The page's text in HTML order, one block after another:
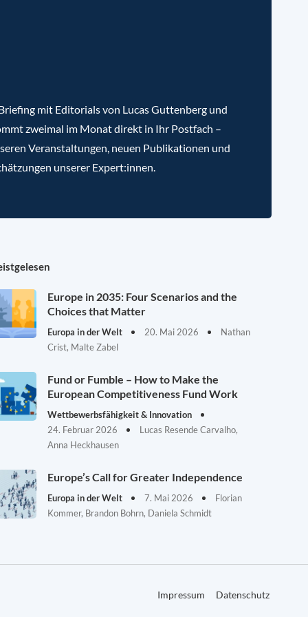
mit Editorials von Lucas Guttenberg und
zweimal im Monat direkt in Ihr Postfach –
Veranstaltungen, neuen Publikationen und
unserer Expert:innen.
Europe in 2035: Four Scenarios and the
Choices that Matter
Europa in der Welt 20. Mai 2026
Nathan
Crist, Malte Zabel
Fund or Fumble – How to Make the
European Competitiveness Fund Work
Wettbewerbsfähigkeit & Innovation
24. Februar 2026
Lucas Resende Carvalho,
Anna Heckhausen
Europe’s Call for Greater Independence
Europa in der Welt 7. Mai 2026
Florian
Kommer, Brandon Bohrn, Daniela Schmidt
Impressum Datenschutz